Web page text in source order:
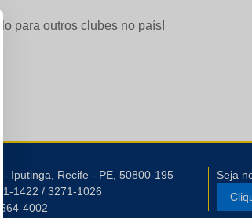
para outros clubes no país!
- Iputinga, Recife - PE, 50800-195
1422 / 3271-1026
4002
Seja